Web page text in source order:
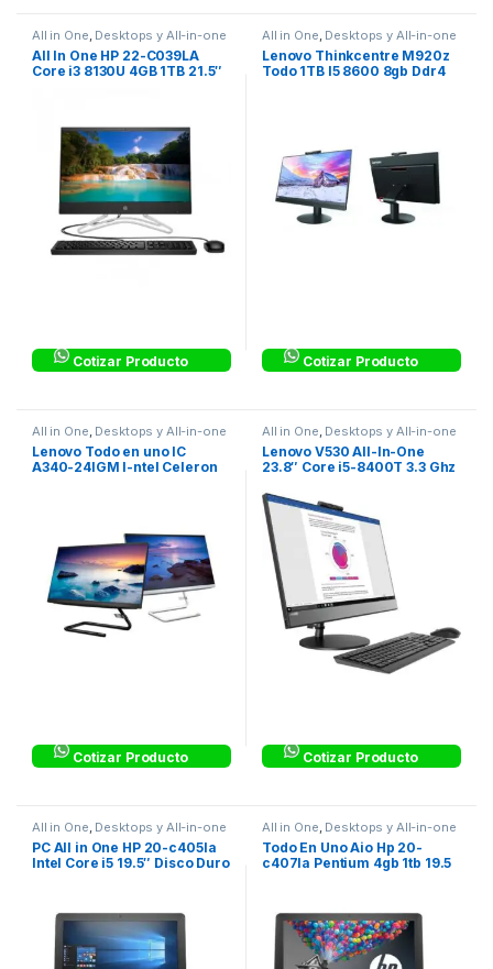
All in One, Desktops y All-in-one
All In One HP 22-C039LA
Core i3 8130U 4GB 1TB 21.5″
Cotizar Producto
All in One, Desktops y All-in-one
Lenovo Thinkcentre M920z
Todo 1TB I5 8600 8gb Ddr4
Cotizar Producto
All in One, Desktops y All-in-one
Lenovo Todo en uno IC
A340-24IGM I-ntel Celeron
Cotizar Producto
All in One, Desktops y All-in-one
Lenovo V530 All-In-One
23.8″ Core i5-8400T 3.3 Ghz
Cotizar Producto
All in One, Desktops y All-in-one
PC All in One HP 20-c405la
Intel Core i5 19.5″ Disco Duro
All in One, Desktops y All-in-one
Todo En Uno Aio Hp 20-
c407la Pentium 4gb 1tb 19.5